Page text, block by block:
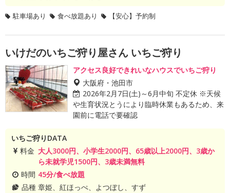
駐車場あり 食べ放題あり 【安心】予約制
いけだのいちご狩り屋さん いちご狩り
アクセス良好できれいなハウスでいちご狩り
大阪府・池田市
2026年2月7日(土)～6月中旬 不定休 ※天候
や生育状況とうにより臨時休業もあるため、来
園前に電話で要確認
いちご狩りDATA
料金 大人3000円、小学生2000円、65歳以上2000円、3歳か
ら未就学児1500円、3歳未満無料
時間 45分/食べ放題
品種 章姫、紅ほっぺ、よつぼし、すず